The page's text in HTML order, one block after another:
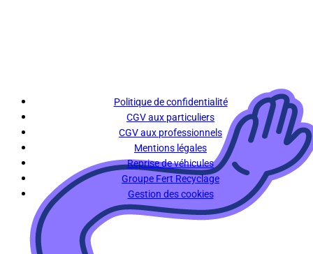
Politique de confidentialité
CGV aux particuliers
CGV aux professionnels
Mentions légales
Reprise de véhicules
Groupe Fert Recyclage
Gestion des cookies